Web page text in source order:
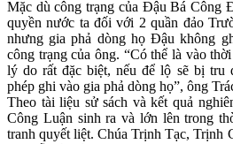
Mặc dù công trạng của Đậu Bá Công
quyền nước ta đối với 2 quần đảo
nhưng gia phả dòng họ Đậu không
công trạng của ông. “Có thể là vào
lý do rất đặc biệt, nếu để lộ sẽ bị tru
phép ghi vào gia phả dòng họ”, ông
Theo tài liệu sử sách và kết quả
Công Luận sinh ra và lớn lên trong
tranh quyết liệt. Chúa Trịnh Tạc, Trịnh